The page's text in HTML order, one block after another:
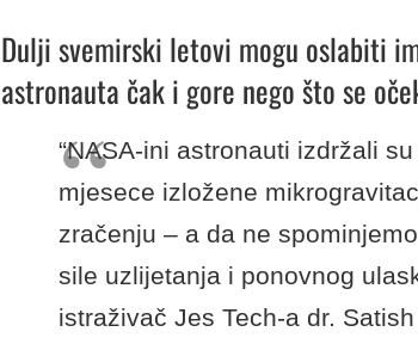
Dulji svemirski letovi mogu oslabiti
astronauta čak i gore nego što se
“NASA-ini astronauti izdržali
mjesece izložene
zračenju – a da ne
sile uzlijetanja i ponovnog
istraživač Jes Tech-a dr.